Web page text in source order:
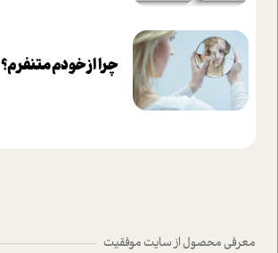
چرا از خودم متنفرم؟
معرفی محصول از سایت موفقیت